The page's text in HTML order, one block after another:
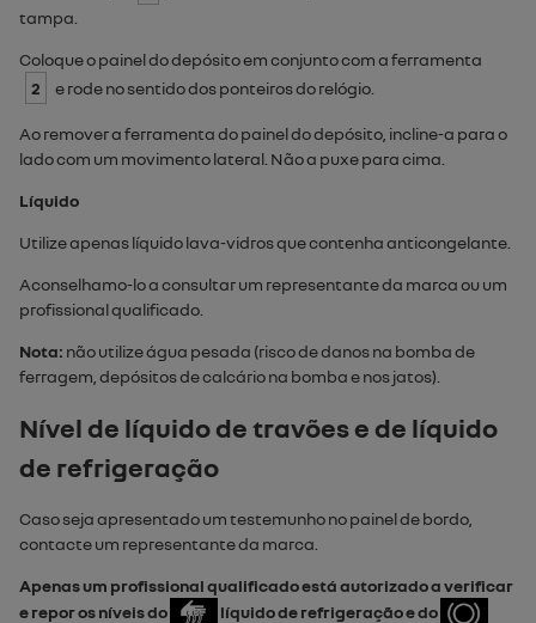
tampa.
Coloque o painel do depósito em conjunto com a ferramenta
2
e rode no sentido dos ponteiros do relógio.
Ao remover a ferramenta do painel do depósito, incline-a para o
lado com um movimento lateral. Não a puxe para cima.
Líquido
Utilize apenas líquido lava-vidros que contenha anticongelante.
Aconselhamo-lo a consultar um representante da marca ou um
profissional qualificado.
Nota: não utilize água pesada (risco de danos na bomba de
ferragem, depósitos de calcário na bomba e nos jatos).
Nível de líquido de travões e de líquido
de refrigeração
Caso seja apresentado um testemunho no painel de bordo,
contacte um representante da marca.
Apenas um profissional qualificado está autorizado a verificar
e repor os níveis do
líquido de refrigeração e do